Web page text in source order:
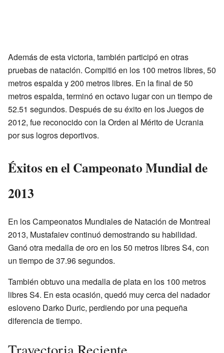
Además de esta victoria, también participó en otras
pruebas de natación. Compitió en los 100 metros libres, 50
metros espalda y 200 metros libres. En la final de 50
metros espalda, terminó en octavo lugar con un tiempo de
52.51 segundos. Después de su éxito en los Juegos de
2012, fue reconocido con la Orden al Mérito de Ucrania
por sus logros deportivos.
Éxitos en el Campeonato Mundial de
2013
En los Campeonatos Mundiales de Natación de Montreal
2013, Mustafaiev continuó demostrando su habilidad.
Ganó otra medalla de oro en los 50 metros libres S4, con
un tiempo de 37.96 segundos.
También obtuvo una medalla de plata en los 100 metros
libres S4. En esta ocasión, quedó muy cerca del nadador
esloveno Darko Duric, perdiendo por una pequeña
diferencia de tiempo.